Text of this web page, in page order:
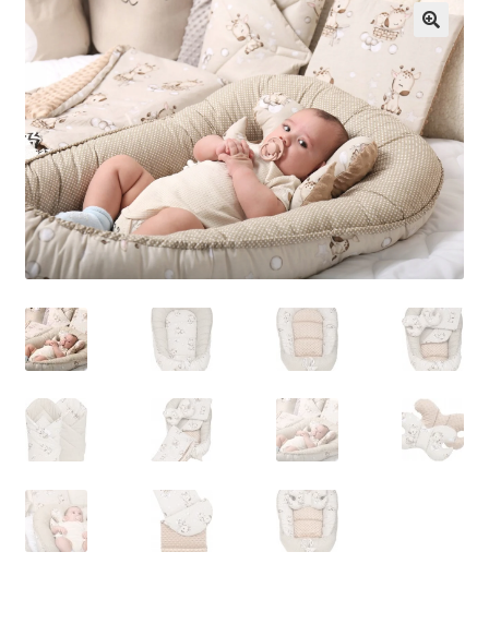
Kontakt
🔍